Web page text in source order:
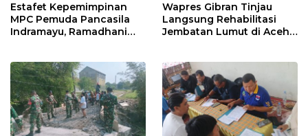
Estafet Kepemimpinan
MPC Pemuda Pancasila
Indramayu, Ramadhani
Muscablub
Wapres Gibran Tinjau
Langsung Rehabilitasi
Jembatan Lumut di Aceh